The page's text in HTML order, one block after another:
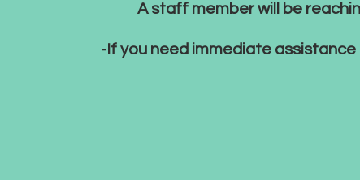
A staff member will be
-If you need immediate assistance